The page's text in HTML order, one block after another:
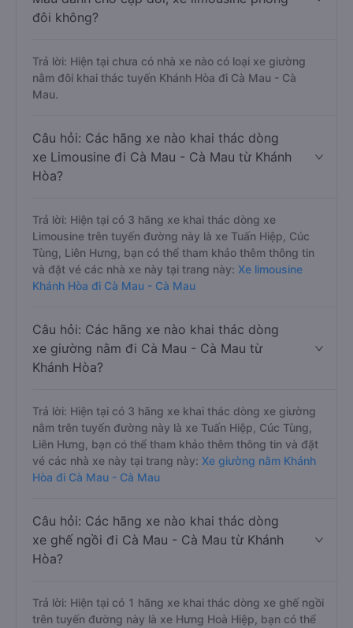
đôi không?
Trả lời: Hiện tại chưa có nhà xe nào có loại xe giường
nằm đôi khai thác tuyến Khánh Hòa đi Cà Mau - Cà
Mau.
Câu hỏi: Các hãng xe nào khai thác dòng
xe Limousine đi Cà Mau - Cà Mau từ Khánh
Hòa?
Trả lời: Hiện tại có 3 hãng xe khai thác dòng xe
Limousine trên tuyến đường này là xe Tuấn Hiệp, Cúc
Tùng, Liên Hưng, bạn có thể tham khảo thêm thông tin
và đặt vé các nhà xe này tại trang này: Xe limousine
Khánh Hòa đi Cà Mau - Cà Mau
Câu hỏi: Các hãng xe nào khai thác dòng
xe giường nằm đi Cà Mau - Cà Mau từ
Khánh Hòa?
Trả lời: Hiện tại có 3 hãng xe khai thác dòng xe giường
nằm trên tuyến đường này là xe Tuấn Hiệp, Cúc Tùng,
Liên Hưng, bạn có thể tham khảo thêm thông tin và đặt
vé các nhà xe này tại trang này: Xe giường nằm Khánh
Hòa đi Cà Mau - Cà Mau
Câu hỏi: Các hãng xe nào khai thác dòng
xe ghế ngồi đi Cà Mau - Cà Mau từ Khánh
Hòa?
Trả lời: Hiện tại có 1 hãng xe khai thác dòng xe ghế ngồi
trên tuyến đường này là xe Hưng Hoà Hiệp, bạn có thể